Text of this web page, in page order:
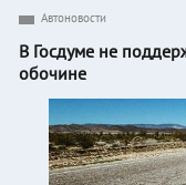
Автоновости
В Госдуме не
обочине